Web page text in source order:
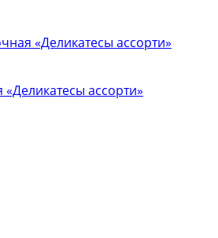
ассорти»